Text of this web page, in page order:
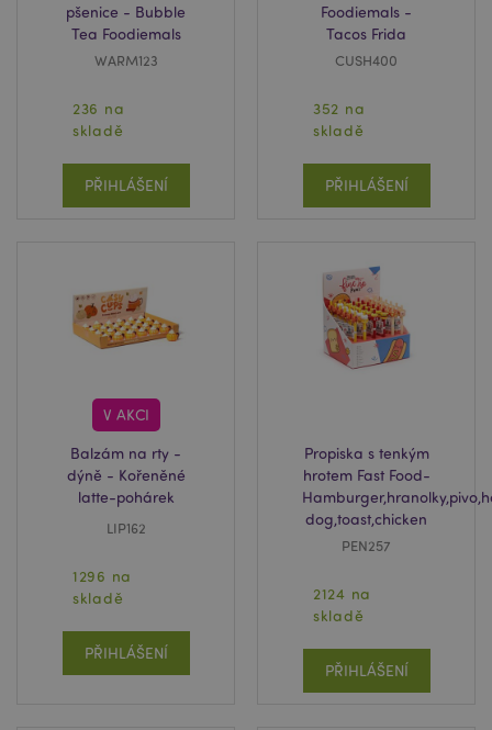
pšenice - Bubble
Tea Foodiemals
WARM123
236 na
skladě
PŘIHLÁŠENÍ
Foodiemals -
Tacos Frida
CUSH400
352 na
skladě
PŘIHLÁŠENÍ
V AKCI
Balzám na rty -
dýně - Kořeněné
latte-pohárek
LIP162
1296 na
skladě
PŘIHLÁŠENÍ
Propiska s tenkým
hrotem Fast Food-
dog,toast,chicken
PEN257
2124 na
skladě
PŘIHLÁŠENÍ